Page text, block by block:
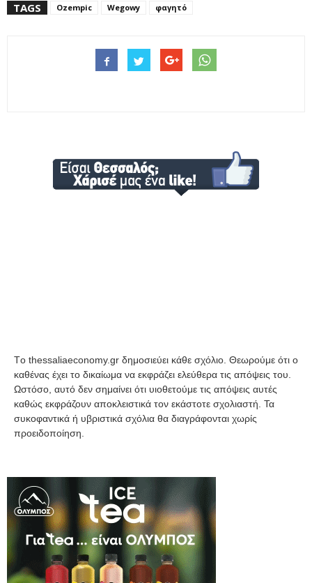
TAGS Ozempic Wegowy φαγητό
Tο thessaliaeconomy.gr δημοσιεύει κάθε σχόλιο. Θεωρούμε ότι ο
καθένας έχει το δικαίωμα να εκφράζει ελεύθερα τις απόψεις του.
Ωστόσο, αυτό δεν σημαίνει ότι υιοθετούμε τις απόψεις αυτές
καθώς εκφράζουν αποκλειστικά τον εκάστοτε σχολιαστή. Τα
συκοφαντικά ή υβριστικά σχόλια θα διαγράφονται χωρίς
προειδοποίηση.